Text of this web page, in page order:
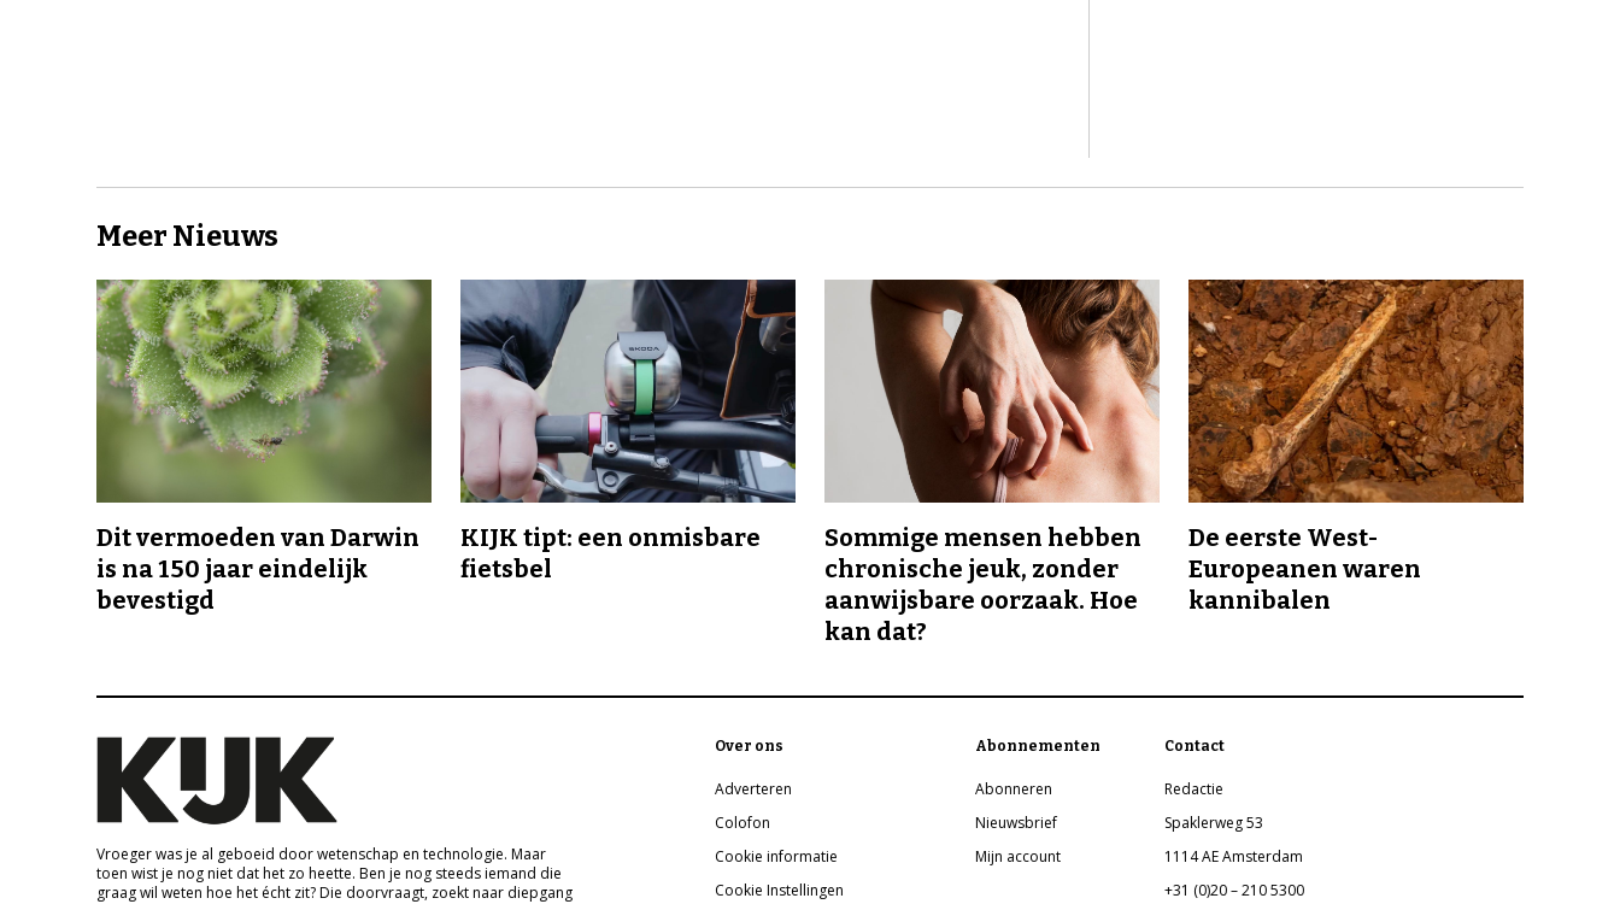
Meer Nieuws
Dit vermoeden van Darwin
is na 150 jaar eindelijk
bevestigd
KIJK tipt: een onmisbare
fietsbel
Sommige mensen hebben
chronische jeuk, zonder
aanwijsbare oorzaak. Hoe
kan dat?
De eerste West-
Europeanen waren
kannibalen
Vroeger was je al geboeid door wetenschap en technologie. Maar
toen wist je nog niet dat het zo heette. Ben je nog steeds iemand die
graag wil weten hoe het écht zit? Die doorvraagt, zoekt naar diepgang
Over ons
Adverteren
Colofon
Cookie informatie
Cookie Instellingen
Abonnementen
Abonneren
Nieuwsbrief
Mijn account
Contact
Redactie
Spaklerweg 53
1114 AE Amsterdam
+31 (0)20 – 210 5300